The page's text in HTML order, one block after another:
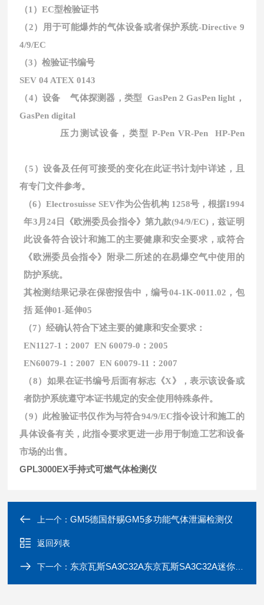
（1）EC型检验证书
（2）用于可能爆炸的气体设备或者保护系统-Directive 9
4/9/EC
（3）检验证书编号
SEV 04 ATEX 0143
（4）设备 气体探测器，类型 GasPen 2 GasPen light，
GasPen digital
压力测试设备，类型 P-Pen VR-Pen HP-Pen
（5）设备及任何可接受的变化在此证书计划中详述，且
有专门文件参考。
（6）Electrosuisse SEV作为公告机构 1258号，根据1994
年3月24日《欧洲委员会指令》第九款(94/9/EC)，兹证明
此设备符合设计和施工的主要健康和安全要求，或符合
《欧洲委员会指令》附录二所述的在易爆空气中使用的
防护系统。
其检测结果记录在保密报告中，编号04-1K-0011.02，包
括 延伸01-延伸05
（7）经确认符合下述主要的健康和安全要求：
EN1127-1：2007 EN 60079-0：2005
EN60079-1：2007 EN 60079-11：2007
（8）如果在证书编号后面有标志《X》，表示该设备或
者防护系统遵守本证书规定的安全使用特殊条件。
（9）此检验证书仅作为与符合94/9/EC指令设计和施工的
具体设备有关，此指令要求更进一步用于制造工艺和设备
市场的出售。
GPL3000EX手持式可燃气体检测仪
上一个：GM5德国舒赐GM5多功能气体泄漏检测仪
返回列表
下一个： 东京瓦斯SA3C32A东京瓦斯SA3C32A迷你型激光甲烷检测仪